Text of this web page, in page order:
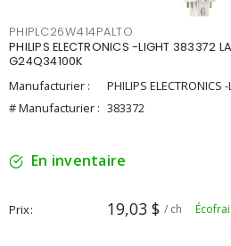
PHIPLC26W414PALTO
PHILIPS ELECTRONICS -LIGHT 383372
G24Q34100K
Manufacturier :
PHILIPS ELECTRONICS
# Manufacturier : 383372
En inventaire
Prix 19,03 $ / ch